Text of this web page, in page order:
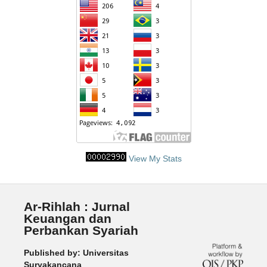
View My Stats
Ar-Rihlah : Jurnal
Keuangan dan
Perbankan Syariah
Published by: Universitas
Suryakancana